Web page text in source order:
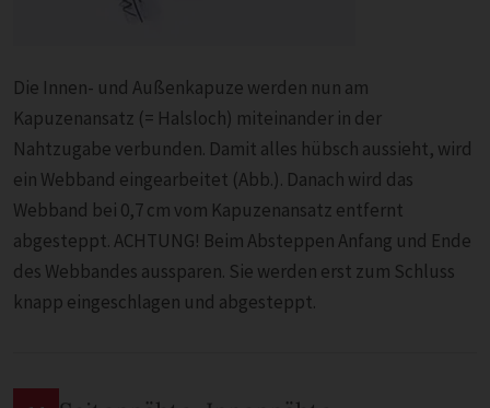
Die Innen- und Außenkapuze werden nun am
Kapuzenansatz (= Halsloch) miteinander in der
Nahtzugabe verbunden. Damit alles hübsch aussieht, wird
ein Webband eingearbeitet (Abb.). Danach wird das
Webband bei 0,7 cm vom Kapuzenansatz entfernt
abgesteppt. ACHTUNG! Beim Absteppen Anfang und Ende
des Webbandes aussparen. Sie werden erst zum Schluss
knapp eingeschlagen und abgesteppt.